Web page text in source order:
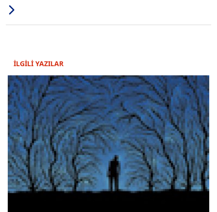
İLGİLİ YAZILAR